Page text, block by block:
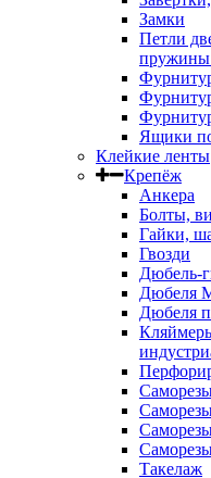
Замки
Петли
пружины
Ящики
Клейкие ленты
Крепёж
Анкера
Болты,
Гайки,
Гвозди
Дюбель-
Дюбеля
Дюбеля
Такелаж